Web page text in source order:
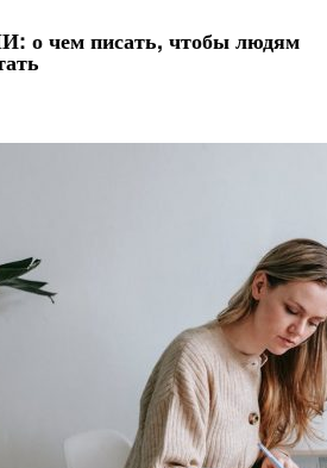
о чем писать, чтобы людям